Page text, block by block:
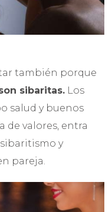
también porque
sibaritas. Los
salud y buenos
de valores, entra
y
pareja.